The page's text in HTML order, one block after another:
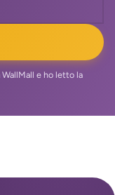
e ho letto la